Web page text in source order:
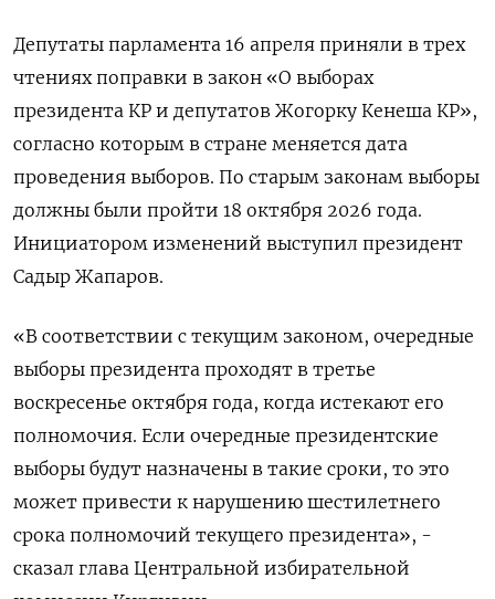
Депутаты парламента 16 апреля приняли в трех
чтениях поправки в закон «О выборах
президента КР и депутатов Жогорку Кенеша КР»,
согласно которым в стране меняется дата
проведения выборов. По старым законам выборы
должны были пройти 18 октября 2026 года.
Инициатором изменений выступил президент
Садыр Жапаров.
«В соответствии с текущим законом, очередные
выборы президента проходят в третье
воскресенье октября года, когда истекают его
полномочия. Если очередные президентские
выборы будут назначены в такие сроки, то это
может привести к нарушению шестилетнего
срока полномочий текущего президента», -
сказал глава Центральной избирательной